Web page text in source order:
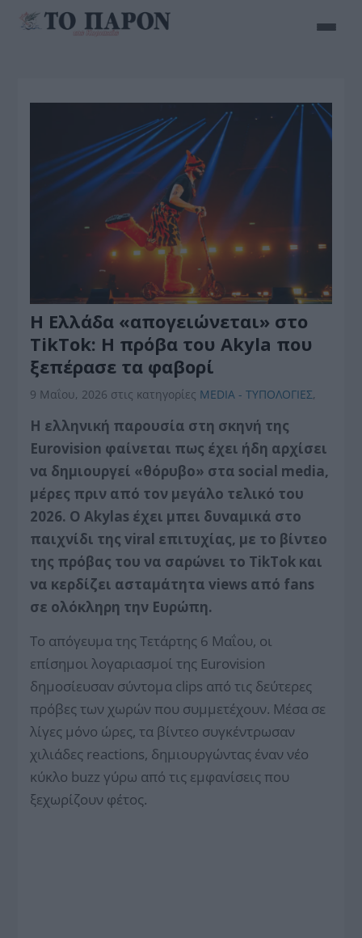
Η Ελλάδα «απογειώνεται» στο
TikTok: Η πρόβα του Akyla που
ξεπέρασε τα φαβορί
9 Μαΐου, 2026 στις κατηγορίες MEDIA - ΤΥΠΟΛΟΓΙΕΣ,
Η ελληνική παρουσία στη σκηνή της
Eurovision φαίνεται πως έχει ήδη αρχίσει
να δημιουργεί «θόρυβο» στα social media,
μέρες πριν από τον μεγάλο τελικό του
2026. Ο Akylas έχει μπει δυναμικά στο
παιχνίδι της viral επιτυχίας, με το βίντεο
της πρόβας του να σαρώνει το TikTok και
να κερδίζει ασταμάτητα views από fans
σε ολόκληρη την Ευρώπη.
Το απόγευμα της Τετάρτης 6 Μαΐου, οι
επίσημοι λογαριασμοί της Eurovision
δημοσίευσαν σύντομα clips από τις δεύτερες
πρόβες των χωρών που συμμετέχουν. Μέσα σε
λίγες μόνο ώρες, τα βίντεο συγκέντρωσαν
χιλιάδες reactions, δημιουργώντας έναν νέο
κύκλο buzz γύρω από τις εμφανίσεις που
ξεχωρίζουν φέτος.